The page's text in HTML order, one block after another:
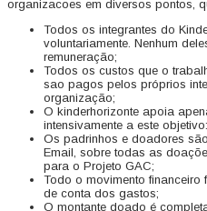
organizacoes em diversos pontos,
Todos os integrantes do
voluntariamente. Nenhum
remuneração;
Todos os custos que o
sao pagos pelos próprios
organização;
O kinderhorizonte apoia
intensivamente a este objetivo:
Os padrinhos e doadores
Email, sobre todas as
para o Projeto GAC;
Todo o movimento
de conta dos gastos;
O montante doado é